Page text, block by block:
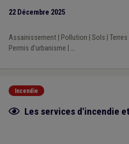
22 Décembre 2025
Assainissement| Pollution Sols
Permis d'urbanisme
...
Incendie
Fiche focus
Les services d'incendie